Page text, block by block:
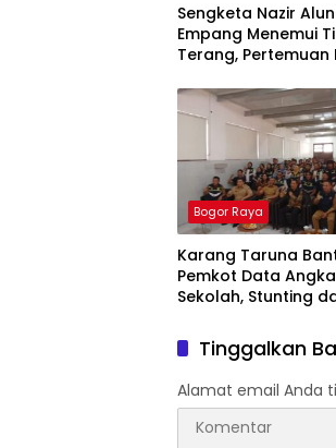
Sengketa Nazir
Empang Menemui
Terang, Pertemuan
Bogor Raya
Karang Taruna
Pemkot Data
Sekolah, Stunting
Tinggalkan
Alamat email Anda